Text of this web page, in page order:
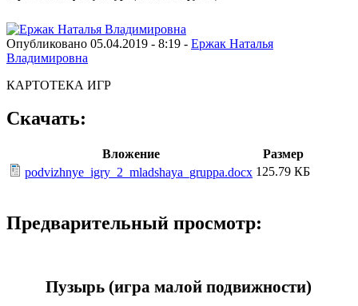
Опубликовано 05.04.2019 - 8:19 - Ержак Наталья
Владимировна
КАРТОТЕКА ИГР
Скачать:
Вложение
Размер
podvizhnye_igry_2_mladshaya_gruppa.docx 125.79 КБ
Предварительный просмотр:
Пузырь (игра малой подвижности)